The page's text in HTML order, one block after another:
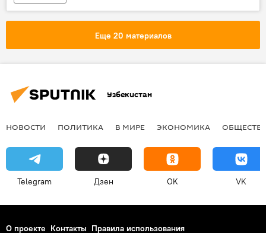
Еще 20 материалов
Узбекистан
НОВОСТИ ПОЛИТИКА В МИРЕ ЭКОНОМИКА
Telegram Дзен OK VK
О проекте Контакты Правила использования